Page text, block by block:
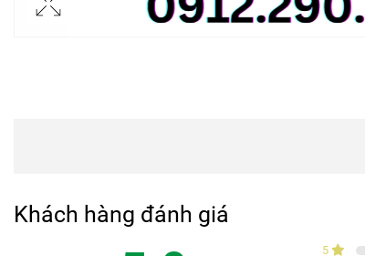
Khách hàng đánh giá
5